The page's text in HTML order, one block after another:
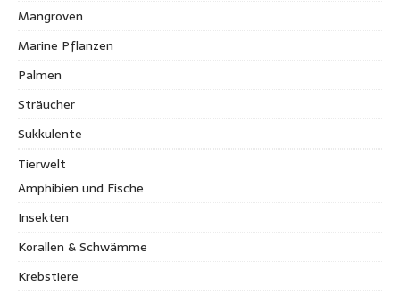
Mangroven
Marine Pflanzen
Palmen
Sträucher
Sukkulente
Tierwelt
Amphibien und Fische
Insekten
Korallen & Schwämme
Krebstiere